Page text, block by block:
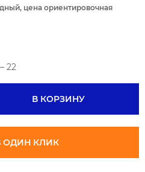
цена ориентировочная
22
В КОРЗИНУ
ОДИН КЛИК